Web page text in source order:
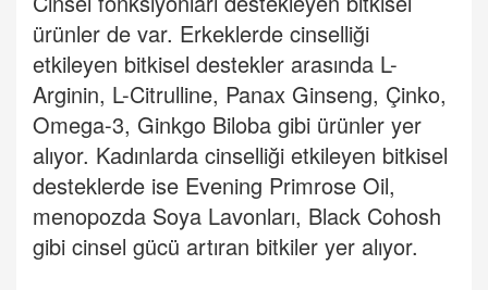
ürünler de var. Erkeklerde cinselliği
etkileyen bitkisel destekler arasında L-
Arginin, L-Citrulline, Panax Ginseng, Çinko,
Omega-3, Ginkgo Biloba gibi ürünler yer
alıyor. Kadınlarda cinselliği etkileyen bitkisel
desteklerde ise Evening Primrose Oil,
menopozda Soya Lavonları, Black Cohosh
gibi cinsel gücü artıran bitkiler yer alıyor.